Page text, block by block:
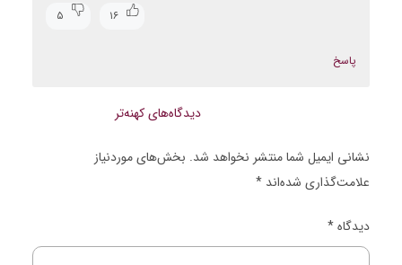
۱۶
۵
پاسخ
دیدگاه‌های کهنه‌تر
نشانی ایمیل شما منتشر نخواهد شد. بخش‌های موردنیاز
علامت‌گذاری شده‌اند *
دیدگاه*